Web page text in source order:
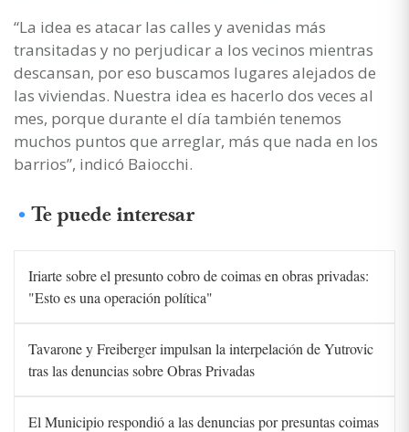
“La idea es atacar las calles y avenidas más
transitadas y no perjudicar a los vecinos mientras
descansan, por eso buscamos lugares alejados de
las viviendas. Nuestra idea es hacerlo dos veces al
mes, porque durante el día también tenemos
muchos puntos que arreglar, más que nada en los
barrios”, indicó Baiocchi.
Te puede interesar
Iriarte sobre el presunto cobro de coimas en obras privadas:
"Esto es una operación política"
Tavarone y Freiberger impulsan la interpelación de Yutrovic
tras las denuncias sobre Obras Privadas
El Municipio respondió a las denuncias por presuntas coimas